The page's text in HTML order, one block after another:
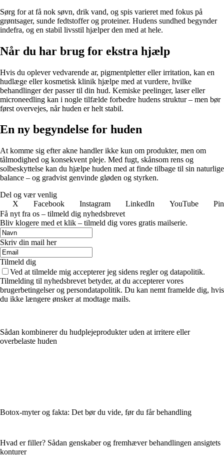
Sørg for at få nok søvn, drik vand, og spis varieret med fokus på
grøntsager, sunde fedtstoffer og proteiner. Hudens sundhed begynder
indefra, og en stabil livsstil hjælper den med at hele.
Når du har brug for ekstra hjælp
Hvis du oplever vedvarende ar, pigmentpletter eller irritation, kan en
hudlæge eller kosmetisk klinik hjælpe med at vurdere, hvilke
behandlinger der passer til din hud. Kemiske peelinger, laser eller
microneedling kan i nogle tilfælde forbedre hudens struktur – men bør
først overvejes, når huden er helt stabil.
En ny begyndelse for huden
At komme sig efter akne handler ikke kun om produkter, men om
tålmodighed og konsekvent pleje. Med fugt, skånsom rens og
solbeskyttelse kan du hjælpe huden med at finde tilbage til sin naturlige
balance – og gradvist genvinde gløden og styrken.
Del og vær venlig
X
Facebook Instagram LinkedIn YouTube
Få nyt fra os – tilmeld dig nyhedsbrevet
Bliv klogere med et klik – tilmeld dig vores gratis mailserie.
Skriv din mail her
Tilmeld dig
Ved at tilmelde mig accepterer jeg sidens regler og datapolitik.
Tilmelding til nyhedsbrevet betyder, at du accepterer vores
brugerbetingelser og persondatapolitik. Du kan nemt framelde dig, hvis
du ikke længere ønsker at modtage mails.
Sådan kombinerer du hudplejeprodukter uden at irritere eller
overbelaste huden
Botox-myter og fakta: Det bør du vide, før du får behandling
Hvad er filler? Sådan genskaber og fremhæver behandlingen ansigtets
konturer